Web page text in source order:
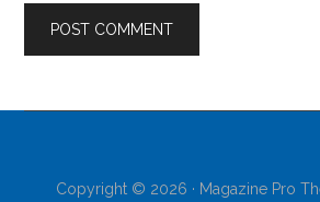
Copyright © 2026 · Magazine Pro